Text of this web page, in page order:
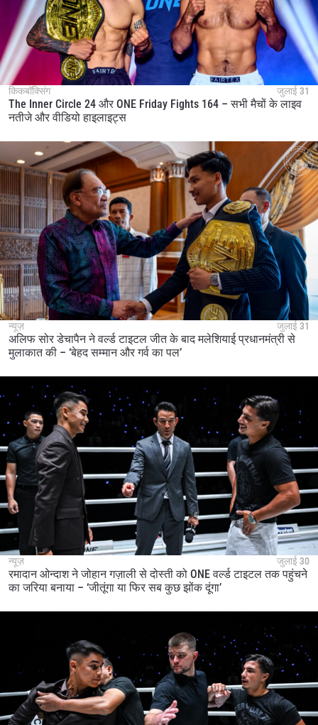
किकबॉक्सिंग जुलाई 31
The Inner Circle 24 और ONE Friday Fights 164 – सभी मैचों के लाइव
नतीजे और वीडियो हाइलाइट्स
न्यूज़ जुलाई 31
अलिफ सोर डेचापैन ने वर्ल्ड टाइटल जीत के बाद मलेशियाई प्रधानमंत्री से
मुलाकात की – ‘बेहद सम्मान और गर्व का पल’
न्यूज़ जुलाई 30
रमादान ओन्दाश ने जोहान गज़ाली से दोस्ती को ONE वर्ल्ड टाइटल तक पहुंचने
का जरिया बनाया – ‘जीतूंगा या फिर सब कुछ झोंक दूंगा’